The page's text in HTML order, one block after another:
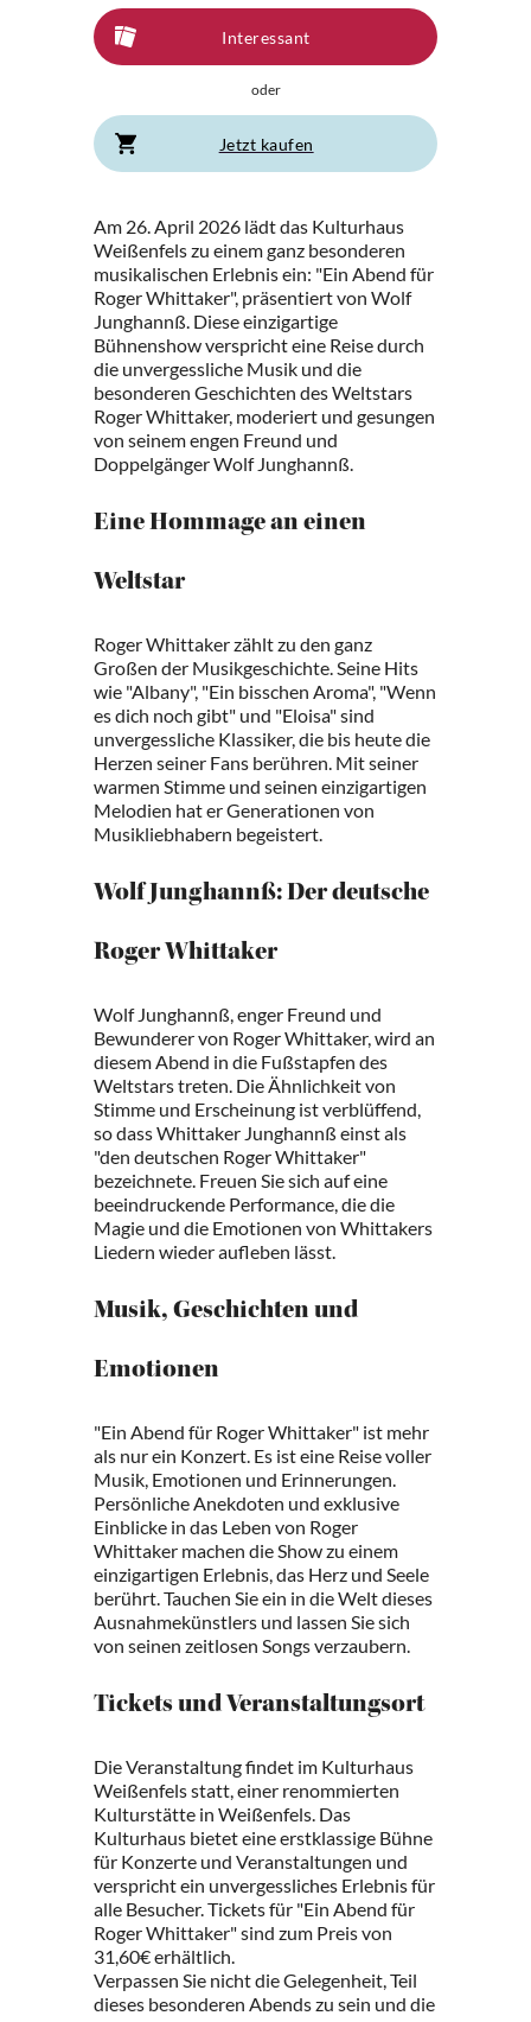
Interessant
oder
Jetzt kaufen
Am 26. April 2026 lädt das Kulturhaus
Weißenfels zu einem ganz besonderen
musikalischen Erlebnis ein: "Ein Abend für
Roger Whittaker", präsentiert von Wolf
Junghannß. Diese einzigartige
Bühnenshow verspricht eine Reise durch
die unvergessliche Musik und die
besonderen Geschichten des Weltstars
Roger Whittaker, moderiert und gesungen
von seinem engen Freund und
Doppelgänger Wolf Junghannß.
Eine Hommage an einen
Weltstar
Roger Whittaker zählt zu den ganz
Großen der Musikgeschichte. Seine Hits
wie "Albany", "Ein bisschen Aroma", "Wenn
es dich noch gibt" und "Eloisa" sind
unvergessliche Klassiker, die bis heute die
Herzen seiner Fans berühren. Mit seiner
warmen Stimme und seinen einzigartigen
Melodien hat er Generationen von
Musikliebhabern begeistert.
Wolf Junghannß: Der deutsche
Roger Whittaker
Wolf Junghannß, enger Freund und
Bewunderer von Roger Whittaker, wird an
diesem Abend in die Fußstapfen des
Weltstars treten. Die Ähnlichkeit von
Stimme und Erscheinung ist verblüffend,
so dass Whittaker Junghannß einst als
"den deutschen Roger Whittaker"
bezeichnete. Freuen Sie sich auf eine
beeindruckende Performance, die die
Magie und die Emotionen von Whittakers
Liedern wieder aufleben lässt.
Musik, Geschichten und
Emotionen
"Ein Abend für Roger Whittaker" ist mehr
als nur ein Konzert. Es ist eine Reise voller
Musik, Emotionen und Erinnerungen.
Persönliche Anekdoten und exklusive
Einblicke in das Leben von Roger
Whittaker machen die Show zu einem
einzigartigen Erlebnis, das Herz und Seele
berührt. Tauchen Sie ein in die Welt dieses
Ausnahmekünstlers und lassen Sie sich
von seinen zeitlosen Songs verzaubern.
Tickets und Veranstaltungsort
Die Veranstaltung findet im Kulturhaus
Weißenfels statt, einer renommierten
Kulturstätte in Weißenfels. Das
Kulturhaus bietet eine erstklassige Bühne
für Konzerte und Veranstaltungen und
verspricht ein unvergessliches Erlebnis für
alle Besucher. Tickets für "Ein Abend für
Roger Whittaker" sind zum Preis von
31,60€ erhältlich.
Verpassen Sie nicht die Gelegenheit, Teil
dieses besonderen Abends zu sein und die